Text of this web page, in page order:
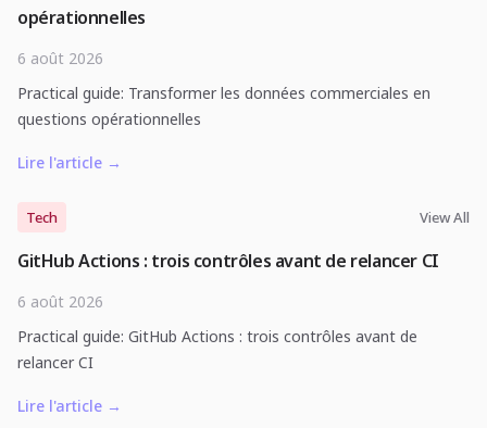
opérationnelles
6 août 2026
Practical guide: Transformer les données commerciales en
questions opérationnelles
Lire l'article →
Tech View All
GitHub Actions : trois contrôles avant de relancer CI
6 août 2026
Practical guide: GitHub Actions : trois contrôles avant de
relancer CI
Lire l'article →